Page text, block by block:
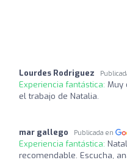
Lourdes Rodriguez
Experiencia fantástica: Muy
el trabajo de Natalia.
mar gallego Publicada en
Experiencia fantástica:
recomendable. Escucha,